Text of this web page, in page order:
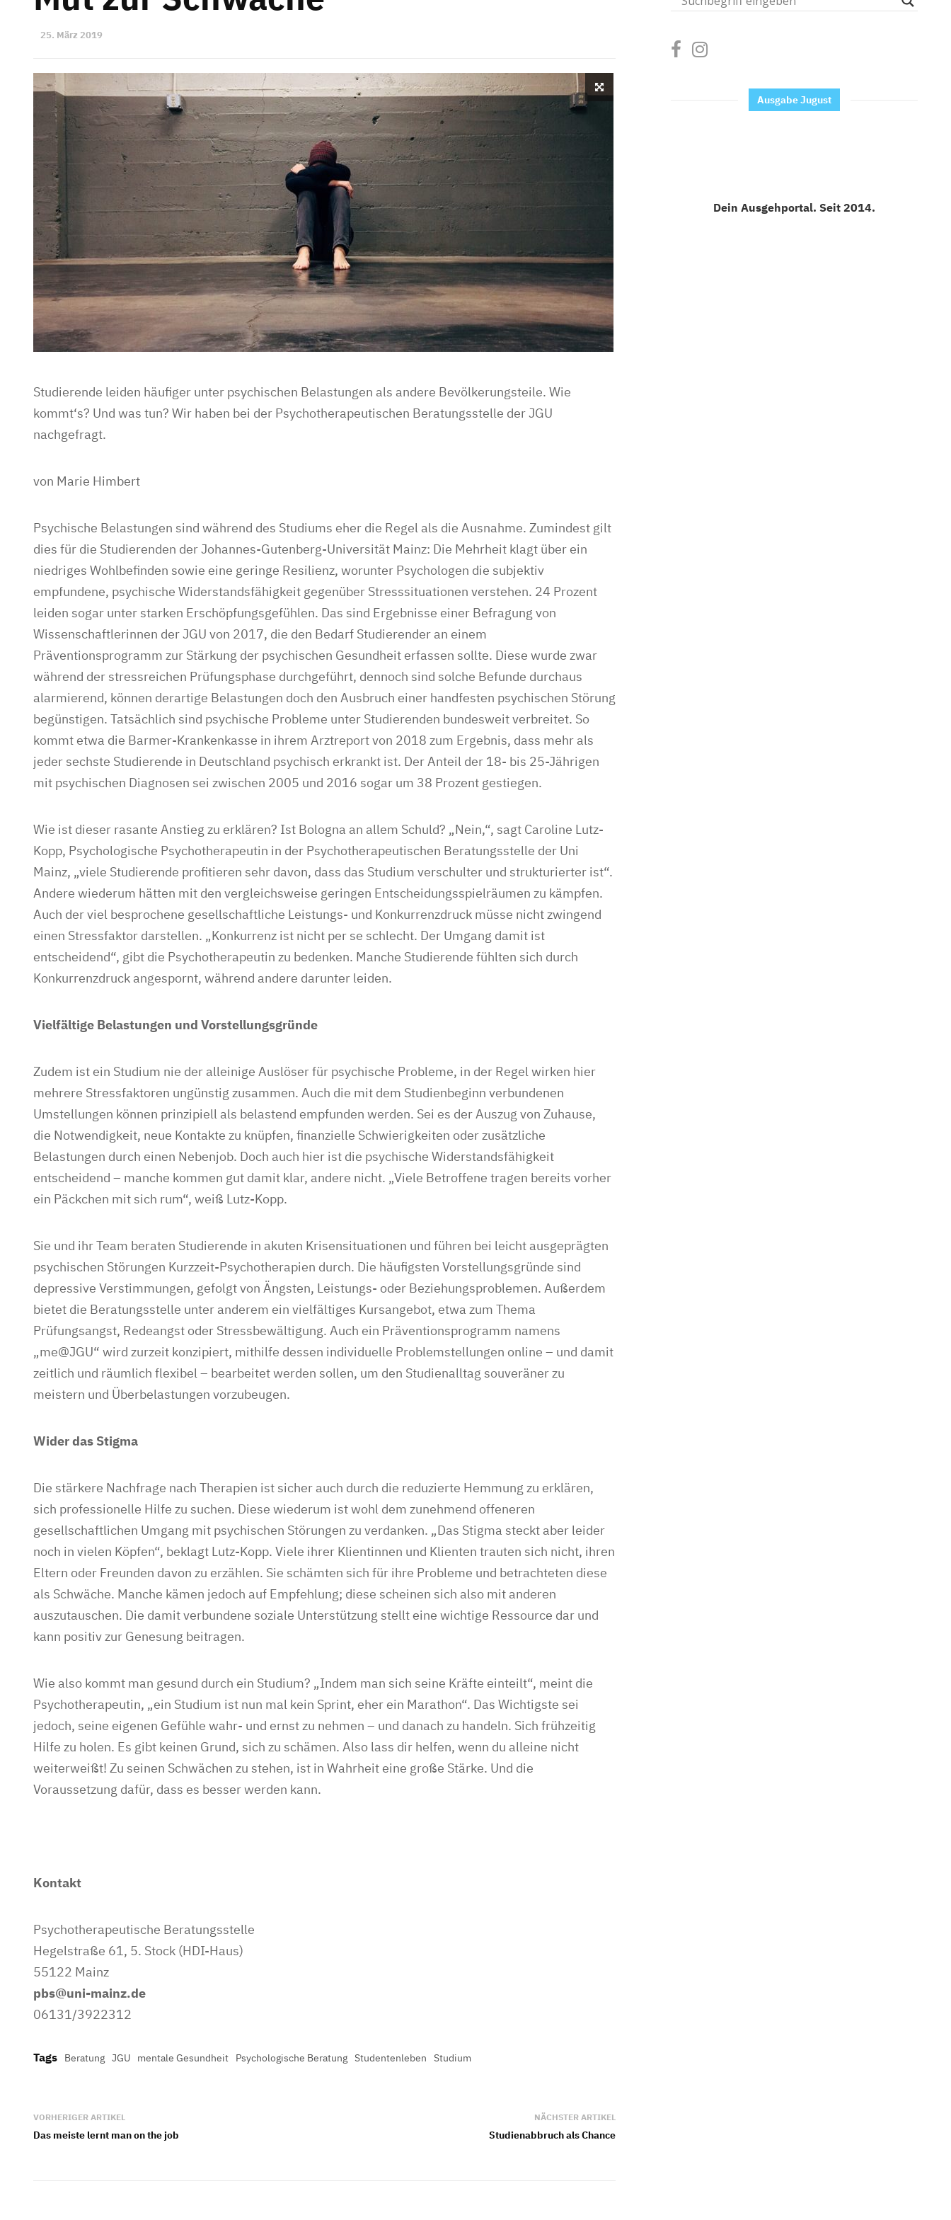
25. März 2019
Studierende leiden häufiger unter psychischen Belastungen als andere Bevölkerungsteile. Wie
kommt‘s? Und was tun? Wir haben bei der Psychotherapeutischen Beratungsstelle der JGU
nachgefragt.
von Marie Himbert
Psychische Belastungen sind während des Studiums eher die Regel als die Ausnahme. Zumindest gilt
dies für die Studierenden der Johannes-Gutenberg-Universität Mainz: Die Mehrheit klagt über ein
niedriges Wohlbefinden sowie eine geringe Resilienz, worunter Psychologen die subjektiv
empfundene, psychische Widerstandsfähigkeit gegenüber Stresssituationen verstehen. 24 Prozent
leiden sogar unter starken Erschöpfungsgefühlen. Das sind Ergebnisse einer Befragung von
Wissenschaftlerinnen der JGU von 2017, die den Bedarf Studierender an einem
Präventionsprogramm zur Stärkung der psychischen Gesundheit erfassen sollte. Diese wurde zwar
während der stressreichen Prüfungsphase durchgeführt, dennoch sind solche Befunde durchaus
alarmierend, können derartige Belastungen doch den Ausbruch einer handfesten psychischen Störung
begünstigen. Tatsächlich sind psychische Probleme unter Studierenden bundesweit verbreitet. So
kommt etwa die Barmer-Krankenkasse in ihrem Arztreport von 2018 zum Ergebnis, dass mehr als
jeder sechste Studierende in Deutschland psychisch erkrankt ist. Der Anteil der 18- bis 25-Jährigen
mit psychischen Diagnosen sei zwischen 2005 und 2016 sogar um 38 Prozent gestiegen.
Wie ist dieser rasante Anstieg zu erklären? Ist Bologna an allem Schuld? „Nein,“, sagt Caroline Lutz-
Kopp, Psychologische Psychotherapeutin in der Psychotherapeutischen Beratungsstelle der Uni
Mainz, „viele Studierende profitieren sehr davon, dass das Studium verschulter und strukturierter ist“.
Andere wiederum hätten mit den vergleichsweise geringen Entscheidungsspielräumen zu kämpfen.
Auch der viel besprochene gesellschaftliche Leistungs- und Konkurrenzdruck müsse nicht zwingend
einen Stressfaktor darstellen. „Konkurrenz ist nicht per se schlecht. Der Umgang damit ist
entscheidend“, gibt die Psychotherapeutin zu bedenken. Manche Studierende fühlten sich durch
Konkurrenzdruck angespornt, während andere darunter leiden.
Vielfältige Belastungen und Vorstellungsgründe
Zudem ist ein Studium nie der alleinige Auslöser für psychische Probleme, in der Regel wirken hier
mehrere Stressfaktoren ungünstig zusammen. Auch die mit dem Studienbeginn verbundenen
Umstellungen können prinzipiell als belastend empfunden werden. Sei es der Auszug von Zuhause,
die Notwendigkeit, neue Kontakte zu knüpfen, finanzielle Schwierigkeiten oder zusätzliche
Belastungen durch einen Nebenjob. Doch auch hier ist die psychische Widerstandsfähigkeit
entscheidend – manche kommen gut damit klar, andere nicht. „Viele Betroffene tragen bereits vorher
ein Päckchen mit sich rum“, weiß Lutz-Kopp.
Sie und ihr Team beraten Studierende in akuten Krisensituationen und führen bei leicht ausgeprägten
psychischen Störungen Kurzzeit-Psychotherapien durch. Die häufigsten Vorstellungsgründe sind
depressive Verstimmungen, gefolgt von Ängsten, Leistungs- oder Beziehungsproblemen. Außerdem
bietet die Beratungsstelle unter anderem ein vielfältiges Kursangebot, etwa zum Thema
Prüfungsangst, Redeangst oder Stressbewältigung. Auch ein Präventionsprogramm namens
„me@JGU“ wird zurzeit konzipiert, mithilfe dessen individuelle Problemstellungen online – und damit
zeitlich und räumlich flexibel – bearbeitet werden sollen, um den Studienalltag souveräner zu
meistern und Überbelastungen vorzubeugen.
Wider das Stigma
Die stärkere Nachfrage nach Therapien ist sicher auch durch die reduzierte Hemmung zu erklären,
sich professionelle Hilfe zu suchen. Diese wiederum ist wohl dem zunehmend offeneren
gesellschaftlichen Umgang mit psychischen Störungen zu verdanken. „Das Stigma steckt aber leider
noch in vielen Köpfen“, beklagt Lutz-Kopp. Viele ihrer Klientinnen und Klienten trauten sich nicht, ihren
Eltern oder Freunden davon zu erzählen. Sie schämten sich für ihre Probleme und betrachteten diese
als Schwäche. Manche kämen jedoch auf Empfehlung; diese scheinen sich also mit anderen
auszutauschen. Die damit verbundene soziale Unterstützung stellt eine wichtige Ressource dar und
kann positiv zur Genesung beitragen.
Wie also kommt man gesund durch ein Studium? „Indem man sich seine Kräfte einteilt“, meint die
Psychotherapeutin, „ein Studium ist nun mal kein Sprint, eher ein Marathon“. Das Wichtigste sei
jedoch, seine eigenen Gefühle wahr- und ernst zu nehmen – und danach zu handeln. Sich frühzeitig
Hilfe zu holen. Es gibt keinen Grund, sich zu schämen. Also lass dir helfen, wenn du alleine nicht
weiterweißt! Zu seinen Schwächen zu stehen, ist in Wahrheit eine große Stärke. Und die
Voraussetzung dafür, dass es besser werden kann.
Kontakt
Psychotherapeutische Beratungsstelle
Hegelstraße 61, 5. Stock (HDI-Haus)
55122 Mainz
pbs@uni-mainz.de
06131/3922312
Tags Beratung JGU mentale Gesundheit Psychologische Beratung Studentenleben Studium
VORHERIGER ARTIKEL
Das meiste lernt man on the job
NÄCHSTER ARTIKEL
Studienabbruch als Chance
Ausgabe Jugust
Dein Ausgehportal. Seit 2014.